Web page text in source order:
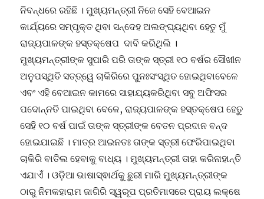
ନିବନ୍ଧରେ ରହିଛି । ମୁଖ୍ୟମନ୍ତ୍ରୀ ନିଜେ ସେହି ବେଆଇନ
କାର୍ଯ୍ୟରେ ସମ୍ପୃକ୍ତ ଥିବା ସନ୍ଦେହ ଅଲଙ୍ଘ୍ୟଥିବା ହେତୁ ମୁଁ
ରାଜ୍ୟପାଳଙ୍କ ହସ୍ତକ୍ଷେପ ଦାବି କରିଥିଲି ।
ମୁଖ୍ୟମନ୍ତ୍ରୀଙ୍କ ସୁପାରି ପରି ତାଙ୍କ ସ୍ତ୍ରୀ ୧୦ ବର୍ଷର ସୌଖୀନ
ଅନୁପସ୍ଥିତି ସତ୍ତ୍ୱେ ଚାକିରିରେ ପୁନଃସଂସ୍ଥିତ ହୋଇଥିବାବେଳେ
ଏବଂ ଏହି ବେଆଇନ କାମରେ ସାହାଯ୍ୟକରିଥିବା ସବୁ ଅଫିସର
ପଦୋନ୍ନତି ପାଇଥିବା ବେଳେ, ରାଜ୍ୟପାଳଙ୍କ ହସ୍ତକ୍ଷେପ ହେତୁ
ସେହି ୧୦ ବର୍ଷ ପାଇଁ ତାଙ୍କ ସ୍ତ୍ରୀଙ୍କ ବେତନ ପ୍ରଦାନ ବନ୍ଦ
ହୋଇଯାଇଛି । ମାତ୍ର ଆଇନତଃ ତାଙ୍କ ସ୍ତ୍ରୀ ଫେରିପାଇଥିବା
ଚାକିରି ବାତିଲ ହେବାକୁ ବାଧ୍ୟ । ମୁଖ୍ୟମନ୍ତ୍ରୀ ତାହା କରିନାହାନ୍ତି
ଏଯାଏଁ । ଓଡ଼ିଆ ଭାଷାସ୍ଵାର୍ଥକୁ ଛୁରୀ ମାରି ମୁଖ୍ୟମନ୍ତ୍ରୀଙ୍କ
ଠାରୁ ନିମକହାରାମ ଜାଗିରି ସ୍ୱରୂପ ପ୍ରତିମାସରେ ପ୍ରାୟ ଲକ୍ଷେ